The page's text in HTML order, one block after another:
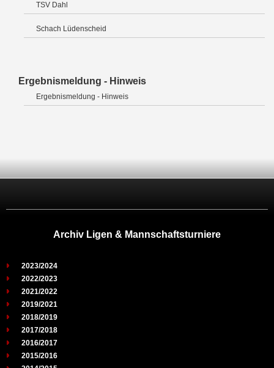
TSV Dahl
Schach Lüdenscheid
Ergebnismeldung - Hinweis
Ergebnismeldung - Hinweis
Archiv Ligen & Mannschaftsturniere
2023/2024
2022/2023
2021/2022
2019/2021
2018/2019
2017/2018
2016/2017
2015/2016